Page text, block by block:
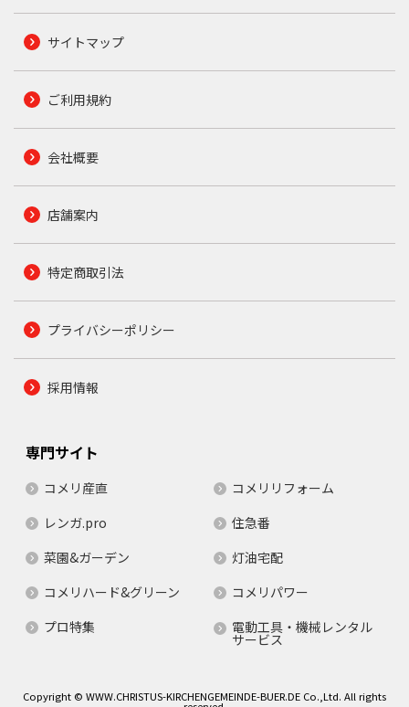
サイトマップ
ご利用規約
会社概要
店舗案内
特定商取引法
プライバシーポリシー
採用情報
専門サイト
コメリ産直
コメリリフォーム
レンガ.pro
住急番
菜園&ガーデン
灯油宅配
コメリハード&グリーン
コメリパワー
プロ特集
電動工具・機械レンタル
サービス
Copyright © WWW.CHRISTUS-KIRCHENGEMEINDE-BUER.DE Co.,Ltd. All rights